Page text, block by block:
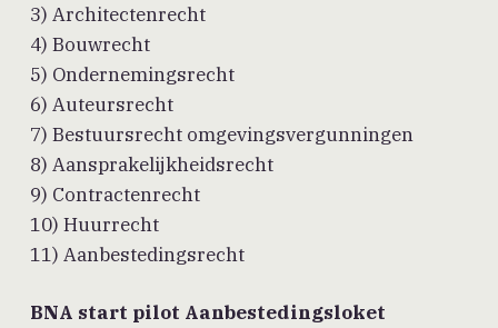
3) Architectenrecht
4) Bouwrecht
5) Ondernemingsrecht
6) Auteursrecht
7) Bestuursrecht omgevingsvergunningen
8) Aansprakelijkheidsrecht
9) Contractenrecht
10) Huurrecht
11) Aanbestedingsrecht
BNA start pilot Aanbestedingsloket